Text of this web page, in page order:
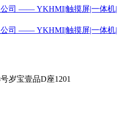
岁宝壹品D座1201